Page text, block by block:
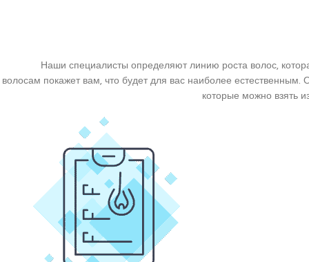
Наши специалисты определяют линию роста волос,
волосам покажет вам, что будет для вас наиболее естественным.
которые можно взять